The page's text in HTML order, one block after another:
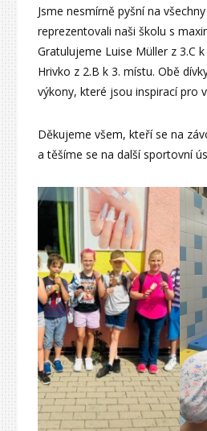
Jsme nesmírně pyšní na
reprezentovali naši školu s
Gratulujeme Luise Müller z 3.C
Hrivko z 2.B k 3. místu. Obě
výkony, které jsou inspirací pro
Děkujeme všem, kteří se na
a těšíme se na další sportovní